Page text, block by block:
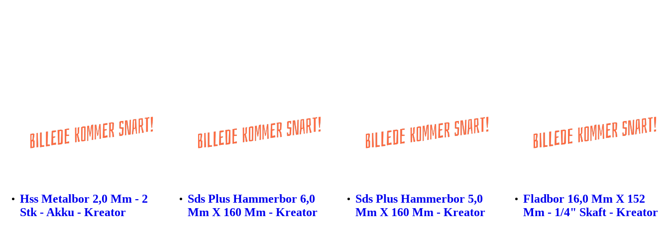
Hss Metalbor 2,0 Mm - 2
Stk - Akku - Kreator
Sds Plus Hammerbor 6,0
Mm X 160 Mm - Kreator
Sds Plus Hammerbor 5,0
Mm X 160 Mm - Kreator
Fladbor 16,0 Mm X 152
Mm - 1/4" Skaft - Kreator